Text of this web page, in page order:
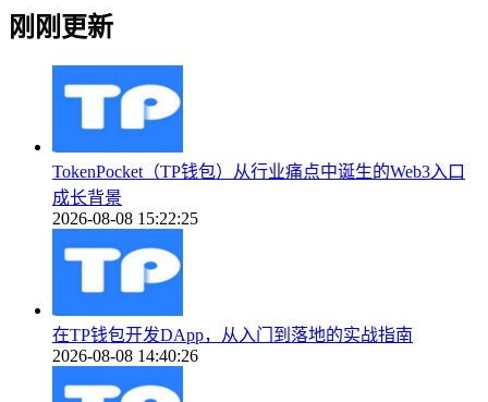
刚刚更新
TokenPocket（TP钱包）从行业痛点中诞生的Web3入口
成长背景
2026-08-08 15:22:25
在TP钱包开发DApp，从入门到落地的实战指南
2026-08-08 14:40:26